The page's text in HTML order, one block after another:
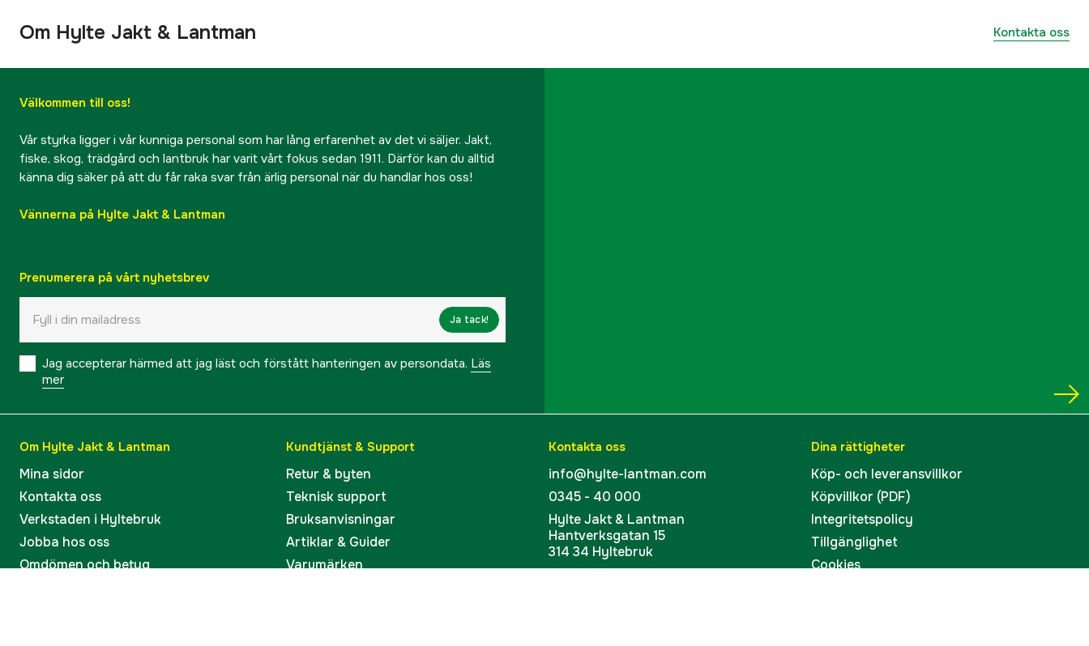
Om Hylte Jakt & Lantman Kontakta oss
Välkommen till oss!
Vår styrka ligger i vår kunniga personal som har lång erfarenhet av det vi säljer. Jakt,
fiske, skog, trädgård och lantbruk har varit vårt fokus sedan 1911. Därför kan du alltid
känna dig säker på att du får raka svar från ärlig personal när du handlar hos oss!
Vännerna på Hylte Jakt & Lantman
Prenumerera på vårt nyhetsbrev
Ja tack!
Jag accepterar härmed att jag läst och förstått hanteringen av persondata. Läs
mer
Om Hylte Jakt & Lantman
Mina sidor
Kontakta oss
Verkstaden i Hyltebruk
Jobba hos oss
Omdömen och betyg
Kundtjänst & Support
Retur & byten
Teknisk support
Bruksanvisningar
Artiklar & Guider
Varumärken
Kontakta oss
info@hylte-lantman.com
0345 - 40 000
Hylte Jakt & Lantman
Hantverksgatan 15
314 34 Hyltebruk
Dina rättigheter
Köp- och leveransvillkor
Köpvillkor (PDF)
Integritetspolicy
Tillgänglighet
Cookies